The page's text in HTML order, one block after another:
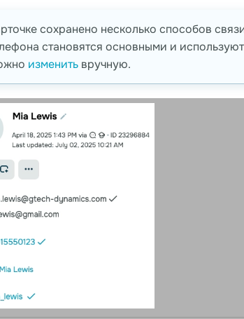
сохранено несколько способов
становятся основными и
изменить вручную.